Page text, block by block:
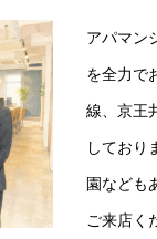
アパマン
を全力で
線、京王
しており
園なども
ご来店く